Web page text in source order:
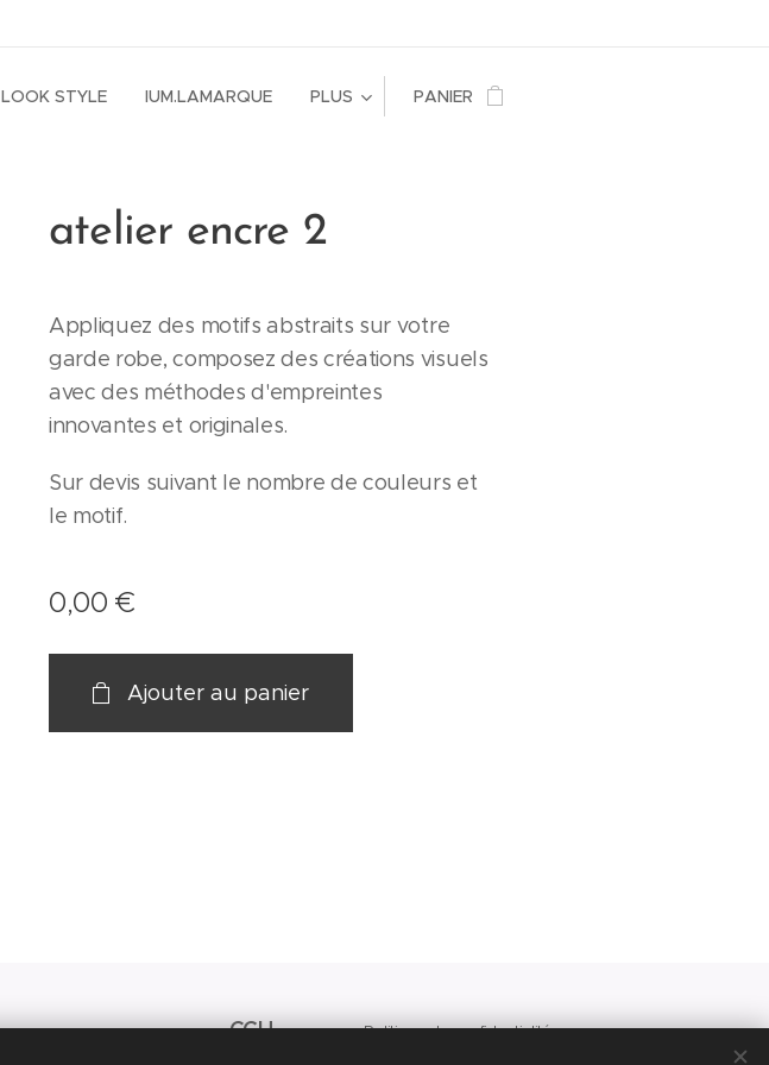
LOOK STYLE IUM.LAMARQUE PLUS PANIER
atelier encre 2
Appliquez des motifs abstraits sur votre
garde robe, composez des créations visuels
avec des méthodes d'empreintes
innovantes et originales.
Sur devis suivant le nombre de couleurs et
le motif.
0,00 €
Ajouter au panier
CGU Politique de confidentialité SUPPRESSIONS DES